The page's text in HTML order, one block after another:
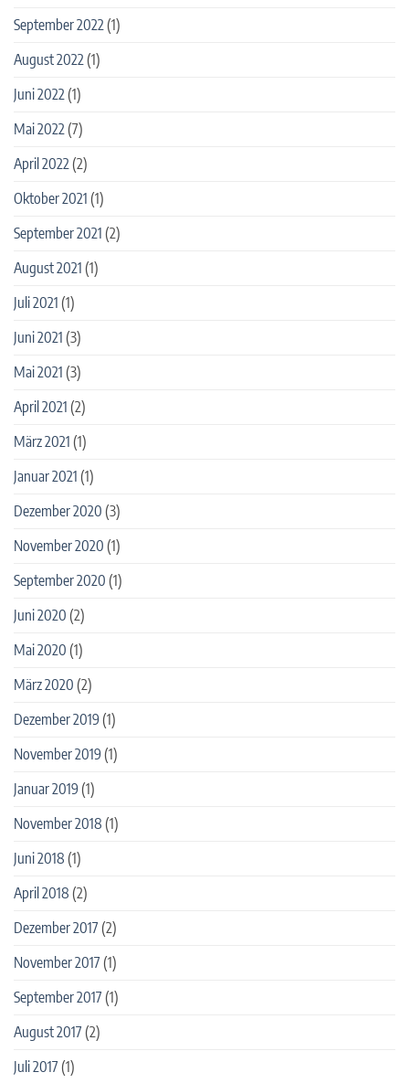
September 2022 (1)
August 2022 (1)
Juni 2022 (1)
Mai 2022 (7)
April 2022 (2)
Oktober 2021 (1)
September 2021 (2)
August 2021 (1)
Juli 2021 (1)
Juni 2021 (3)
Mai 2021 (3)
April 2021 (2)
März 2021 (1)
Januar 2021 (1)
Dezember 2020 (3)
November 2020 (1)
September 2020 (1)
Juni 2020 (2)
Mai 2020 (1)
März 2020 (2)
Dezember 2019(1)
November 2019(1)
Januar 2019(1)
November 2018 (1)
Juni 2018 (1)
April 2018 (2)
Dezember 2017(2)
November 2017(1)
September 2017(1)
August 2017(2)
Juli 2017(1)